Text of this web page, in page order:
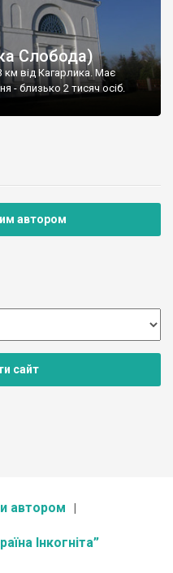
Слобода)
від Кагарлика. Має
- близько 2 тисяч осіб.
автором
сайт
автором
Інкогніта”